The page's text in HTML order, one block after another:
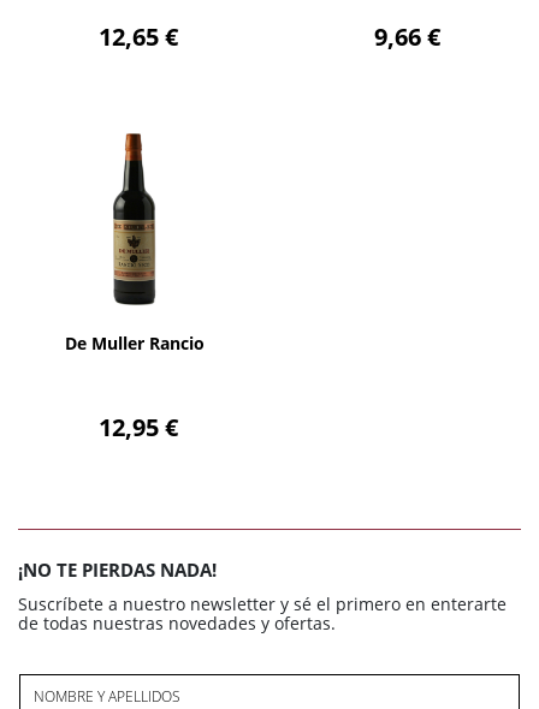
12,65 € 9,66 €
De Muller Rancio
12,95 €
AÑADIR
¡NO TE PIERDAS NADA!
Suscríbete a nuestro newsletter y sé el primero en enterarte
de todas nuestras novedades y ofertas.
NOMBRE Y APELLIDOS